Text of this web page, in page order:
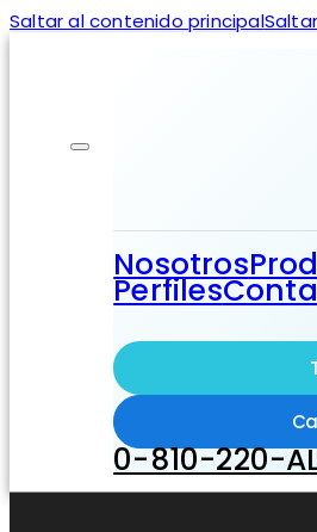
Saltar al contenido principal
Nosotros
Perfiles
0-810-220-